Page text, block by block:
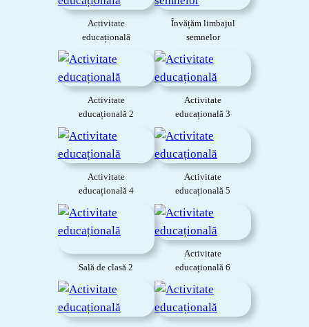
Activitate
educațională
Învățăm limbajul
semnelor
Activitate
educațională 2
Activitate
educațională 3
Activitate
educațională 4
Activitate
educațională 5
Sală de clasă 2
Activitate
educațională 6